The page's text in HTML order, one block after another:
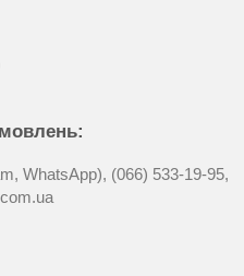
WhatsApp), (066) 533-19-95,